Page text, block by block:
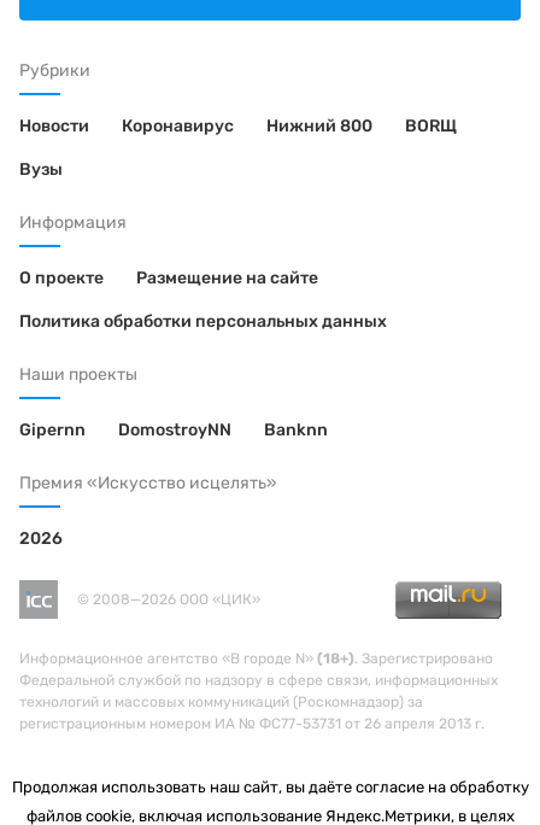
Рубрики
Новости Коронавирус Нижний 800 BORЩ
Вузы
Информация
О проекте Размещение на сайте
Политика обработки персональных данных
Наши проекты
Gipernn DomostroyNN Banknn
Премия «Искусство исцелять»
2026
© 2008—2026 ООО «ЦИК»
Информационное агентство «В городе N» (18+). Зарегистрировано
Федеральной службой по надзору в сфере связи, информационных
технологий и массовых коммуникаций (Роскомнадзор) за
регистрационным номером ИА № ФС77-53731 от 26 апреля 2013 г.
Продолжая использовать наш сайт, вы даёте согласие на обработку
файлов cookie, включая использование Яндекс.Метрики, в целях